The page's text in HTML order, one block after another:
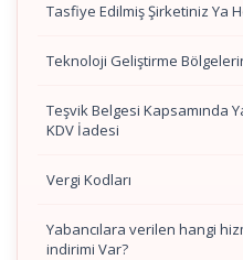
Tasfiye Edilmiş Şirketiniz Ya
Teknoloji Geliştirme
Teşvik Belgesi Kapsamında
KDV İadesi
Vergi Kodları
Yabancılara verilen hangi
indirimi Var?